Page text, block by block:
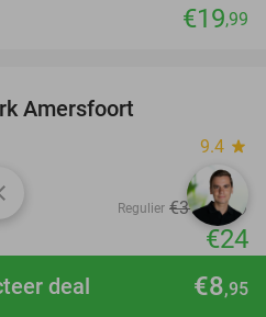
€8,95
deal
€19,99
Amersfoort
9.4 star
Regulier €31,50
€24
favorite_border